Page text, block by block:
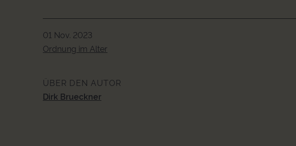
01 Nov. 2023
Ordnung im Alter
ÜBER DEN AUTOR
Dirk Brueckner